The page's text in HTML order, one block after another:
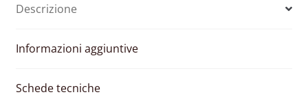
4
DPI25
quantità
Descrizione
Informazioni aggiuntive
Schede tecniche